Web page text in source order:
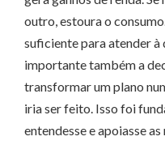
outro, estoura o
suficiente para atender à
importante também a
transformar um plano
iria ser feito. Isso foi
entendesse e apoiasse